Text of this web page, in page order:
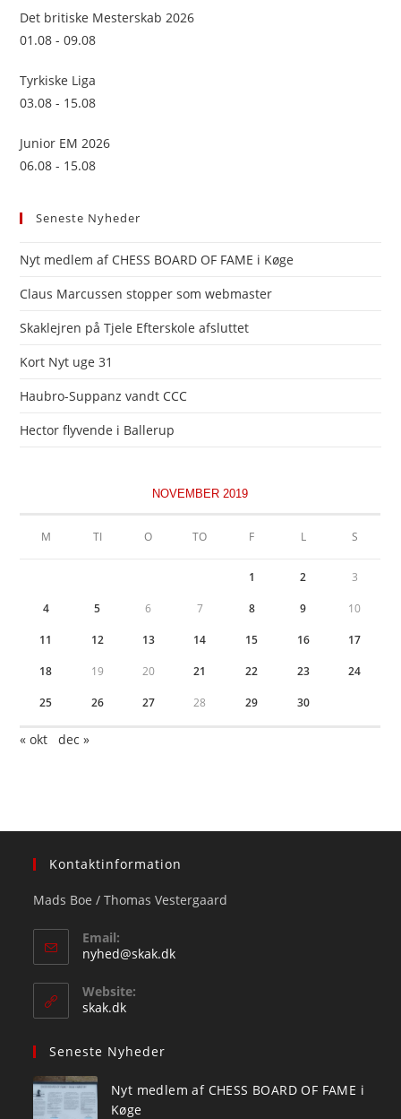
Det britiske Mesterskab 2026
01.08 - 09.08
Tyrkiske Liga
03.08 - 15.08
Junior EM 2026
06.08 - 15.08
Seneste Nyheder
Nyt medlem af CHESS BOARD OF FAME i Køge
Claus Marcussen stopper som webmaster
Skaklejren på Tjele Efterskole afsluttet
Kort Nyt uge 31
Haubro-Suppanz vandt CCC
Hector flyvende i Ballerup
NOVEMBER 2019
M TI O TO F L S
1 2 3
4 5 6 7 8 9 10
11 12 13 14 15 16 17
18 19 20 21 22 23 24
25 26 27 28 29 30
« okt dec »
Kontaktinformation
Mads Boe / Thomas Vestergaard
Email:
nyhed@skak.dkOpens
Website:
skak.dk
Seneste Nyheder
Nyt medlem af CHESS BOARD OF FAME i
Køge